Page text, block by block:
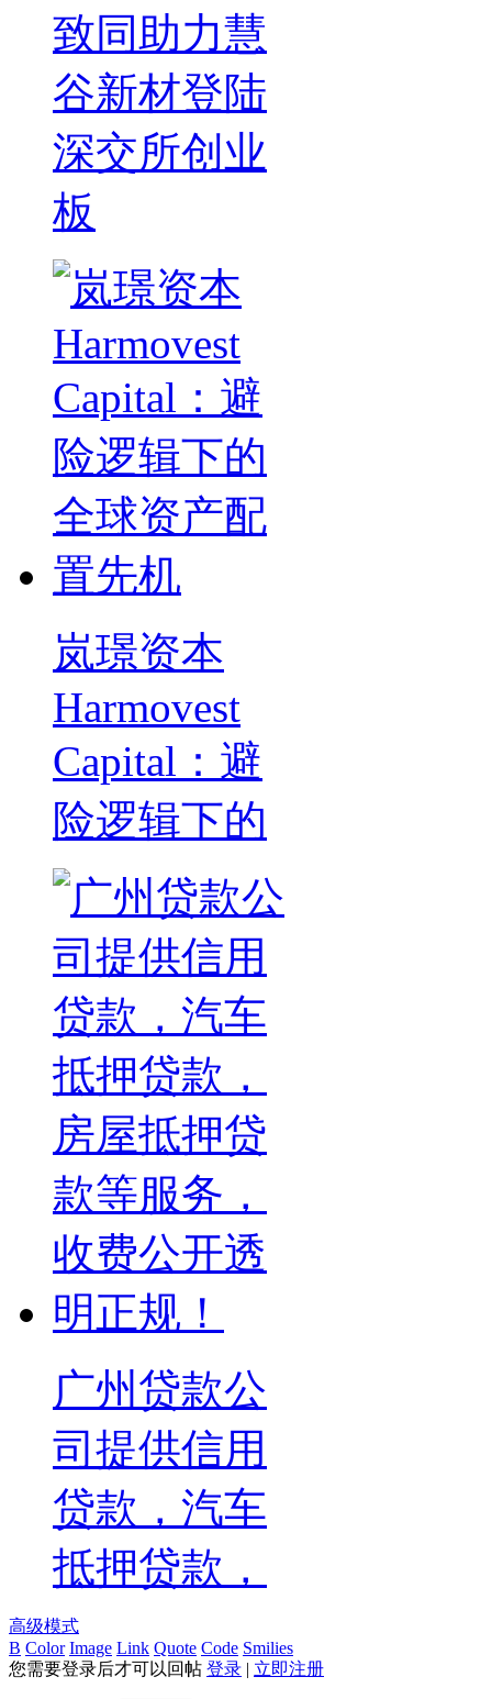
致同助力慧
谷新材登陆
深交所创业
板
岚璟资本
Harmovest
Capital：避
险逻辑下的
广州贷款公
司提供信用
贷款，汽车
抵押贷款，
高级模式
B Color Image Link Quote Code Smilies
您需要登录后才可以回帖 登录 | 立即注册